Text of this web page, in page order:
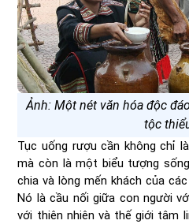
Ảnh: Một nét văn hóa độc
tộc
Tục uống rượu cần không chỉ
mà còn là một biểu tượng
chia và lòng mến khách của
Nó là cầu nối giữa con người
với thiên nhiên và thế giới tâm